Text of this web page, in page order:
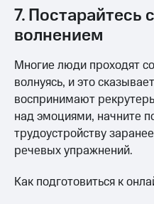
7. Постарайтесь
волнением
Многие люди проходят
волнуясь, и это
воспринимают
над эмоциями, начните
трудоустройству
речевых упражнений.
Как подготовиться к